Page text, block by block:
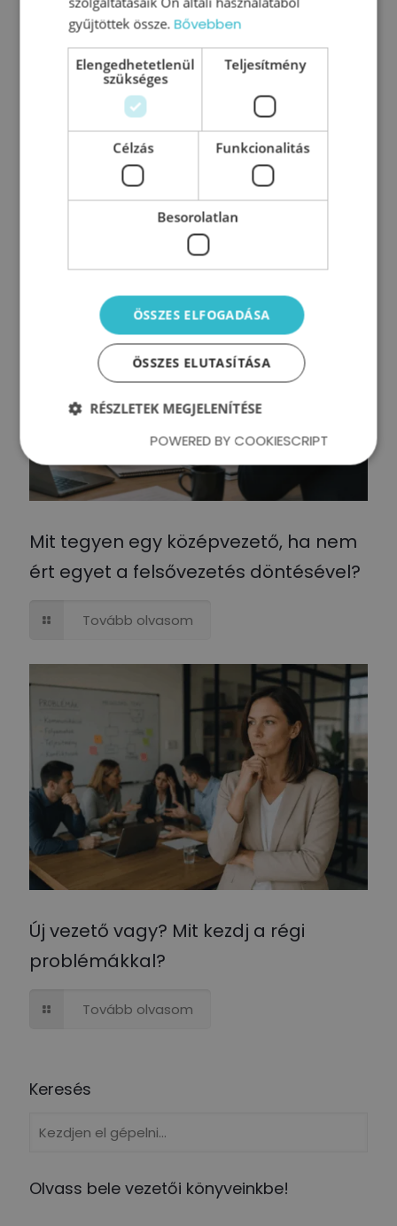
Mit tehetsz középvezetőként, ha a
csapatod akadályozza a
végrehajtást?
Tovább olvasom
Mit tegyen egy középvezető, ha nem
ért egyet a felsővezetés döntésével?
Tovább olvasom
Új vezető vagy? Mit kezdj a régi
problémákkal?
Tovább olvasom
Keresés
Olvass bele vezetői könyveinkbe!
gyűjtöttek össze.Bővebben
Elengedhetetlenül
szükséges
Teljesítmény
Célzás Funkcionalitás
Besorolatlan
ÖSSZES ELFOGADÁSA
ÖSSZES ELUTASÍTÁSA
RÉSZLETEK MEGJELENÍTÉSE
POWERED BY COOKIESCRIPT